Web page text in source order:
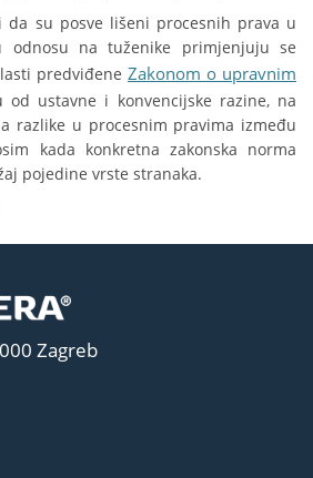
da su posve lišeni procesnih prava u
odnosu na tuženike primjenjuju se
predviđene Zakonom o upravnim
od ustavne i konvencijske razine, na
razlike u procesnim pravima između
kada konkretna zakonska norma
pojedine vrste stranaka.
Zagreb